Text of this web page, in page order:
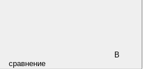
В
сравнение